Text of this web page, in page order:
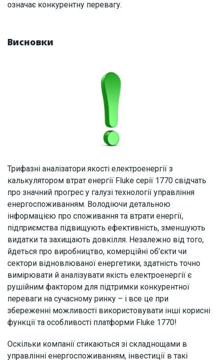
означає конкурентну перевагу.
Висновки
Трифазні аналізатори якості електроенергії з
калькулятором втрат енергії Fluke серії 1770 свідчать
про значний прогрес у галузі технології управління
енергоспоживанням. Володіючи детальною
інформацією про споживання та втрати енергії,
підприємства підвищують ефективність, зменшують
видатки та захищають довкілля. Незалежно від того,
йдеться про виробництво, комерційні об’єкти чи
сектори відновлюваної енергетики, здатність точно
вимірювати й аналізувати якість електроенергії є
рушійним фактором для підтримки конкурентної
переваги на сучасному ринку – і все це при
збереженні можливості використовувати інші корисні
функції та особливості платформи Fluke 1770!
Оскільки компанії стикаються зі складнощами в
управлінні енергоспоживанням, інвестиції в такі